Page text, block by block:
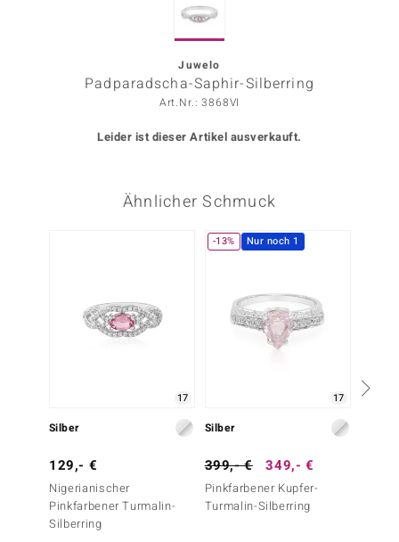
Collection
Juwelo
Padparadscha-Saphir-Silberring
Art.Nr.: 3868VI
Leider ist dieser Artikel ausverkauft.
Ähnlicher Schmuck
17
Silber
129,- €
Nigerianischer
Pinkfarbener Turmalin-
Silberring
-13% Nur noch 1
17
Silber
399,- € 349,- €
Pinkfarbener Kupfer-
Turmalin-Silberring